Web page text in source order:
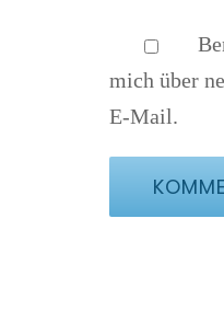
mich über
E-Mail.